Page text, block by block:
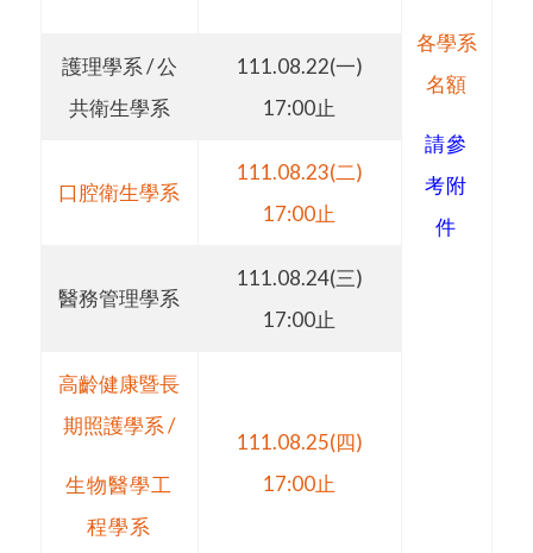
各學系
名額
請參
考附
件
護理學系 / 公
共衛生學系
111.08.22(一)
17:00止
口腔衛生學系
111.08.23(二)
17:00止
醫務管理學系
111.08.24(三)
17:00止
高齡健康暨長
期照護學系 /
生物醫學工
程學系
111.08.25(四)
17:00止